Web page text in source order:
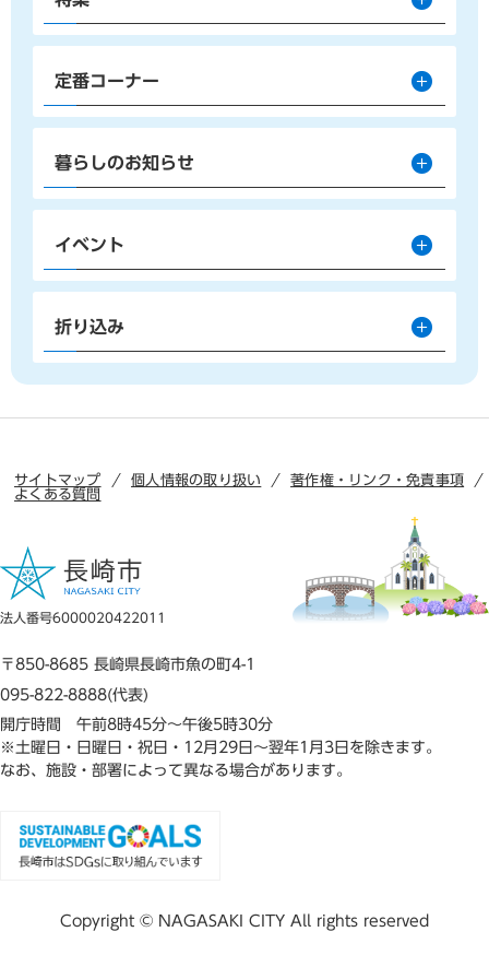
定番コーナー
暮らしのお知らせ
イベント
折り込み
サイトマップ 個人情報の取り扱い
著作権・リンク・免責事項
よくある質問
法人番号6000020422011
〒850-8685 長崎県長崎市魚の町4-1
095-822-8888(代表)
開庁時間 午前8時45分～午後5時30分
※土曜日・日曜日・祝日・12月29日～翌年1月3日を除きます。
なお、施設・部署によって異なる場合があります。
Copyright © NAGASAKI CITY All rights reserved